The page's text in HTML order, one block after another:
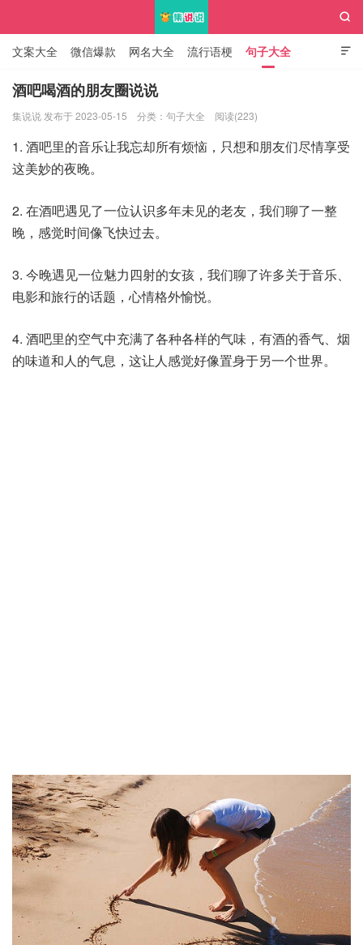

文案大全 微信爆款 网名大全 流行语梗 句子大全
知识大全

酒吧喝酒的朋友圈说说
集说说 发布于 2023-05-15 分类： 句子大全 阅读(223)
1. 酒吧里的音乐让我忘却所有烦恼，只想和朋友们尽情享受
这美妙的夜晚。
2. 在酒吧遇见了一位认识多年未见的老友，我们聊了一整
晚，感觉时间像飞快过去。
3. 今晚遇见一位魅力四射的女孩，我们聊了许多关于音乐、
电影和旅行的话题，心情格外愉悦。
4. 酒吧里的空气中充满了各种各样的气味，有酒的香气、烟
的味道和人的气息，这让人感觉好像置身于另一个世界。